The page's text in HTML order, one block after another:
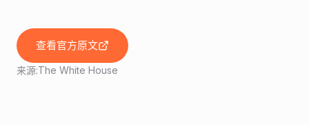
查看官方原文
来源:The White House